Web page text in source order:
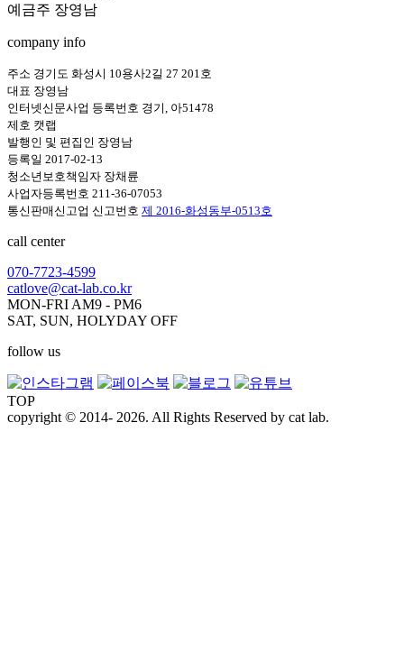
예금주 장영남
company info
주소 경기도 화성시 10용사2길 27 201호
대표 장영남
인터넷신문사업 등록번호 경기, 아51478
제호 캣랩
발행인 및 편집인 장영남
등록일 2017-02-13
청소년보호책임자 장채륜
사업자등록번호 211-36-07053
통신판매신고업 신고번호 제 2016-화성동부-0513호
call center
070-7723-4599
catlove@cat-lab.co.kr
MON-FRI AM9 - PM6
SAT, SUN, HOLYDAY OFF
follow us
TOP
copyright © 2014- 2026. All Rights Reserved by cat lab.